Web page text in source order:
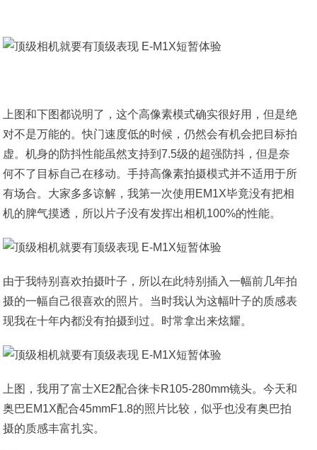
上图和下图都说明了，这个高像素模式确实很好用，但是绝
对不是万能的。快门速度低的时候，仍然会有机会把目标拍
虚。机身的防抖性能虽然支持到7.5级的超强防抖，但是奈
何不了目标自己在移动。手持高像素拍摄模式并不适用于所
有场合。大家多多谅解，我第一次使用EM1X毕竟没有把相
机的脾气摸透，所以片子没有发挥出相机100%的性能。
由于我特别喜欢拍摄叶子，所以在此特别插入一幅前几年拍
摄的一幅自己很喜欢的照片。当时我认为这幅叶子的质感表
现我在十年内都没有拍摄到过。时常拿出来炫耀。
上图，我用了富士XE2配合徕卡R105-280mm镜头。今天和
奥巴EM1X配合45mmF1.8的照片比较，似乎也没有奥巴拍
摄的质感丰富扎实。